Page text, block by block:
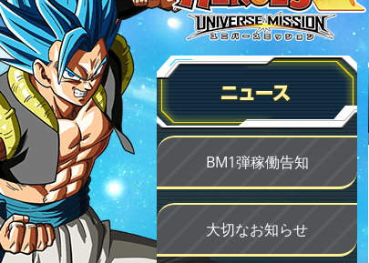
BM1弾稼働告知
大切なお知らせ